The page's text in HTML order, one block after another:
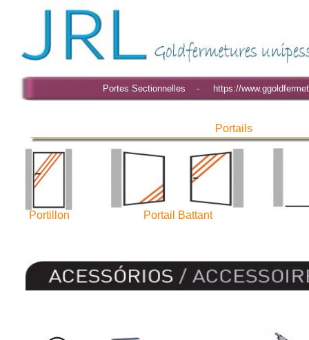
Portails
Portillon Portail Battant
Portes Sectionnelles - https://